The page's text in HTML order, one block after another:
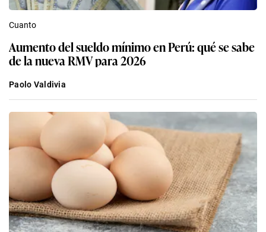
Cuanto
Aumento del sueldo mínimo en Perú: qué se sabe
de la nueva RMV para 2026
Paolo Valdivia